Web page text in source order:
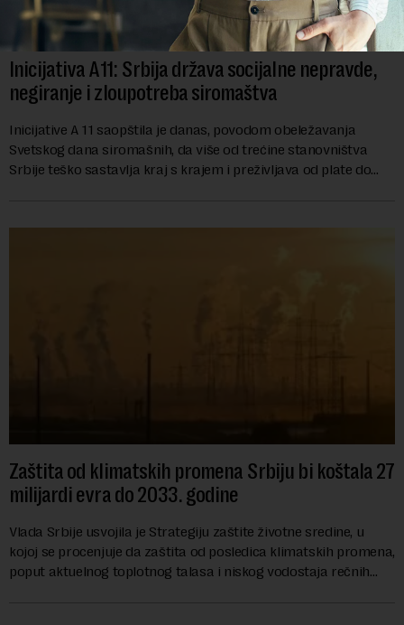
Inicijativa A11: Srbija država socijalne nepravde,
negiranje i zloupotreba siromaštva
Inicijative A 11 saopštila je danas, povodom obeležavanja
Svetskog dana siromašnih, da više od trećine stanovništva
Srbije teško sastavlja kraj s krajem i preživljava od plate do
Zaštita od klimatskih promena Srbiju bi koštala 27
milijardi evra do 2033. godine
Vlada Srbije usvojila je Strategiju zaštite životne sredine, u
kojoj se procenjuje da zaštita od posledica klimatskih promena,
poput aktuelnog toplotnog talasa i niskog vodostaja rečnih